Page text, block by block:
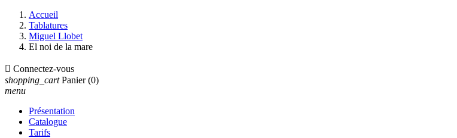
Accueil
Tablatures
Miguel Llobet
El noi de la mare
 Connectez-vous
shopping_cart Panier (0)
menu
Présentation
Catalogue
Tarifs